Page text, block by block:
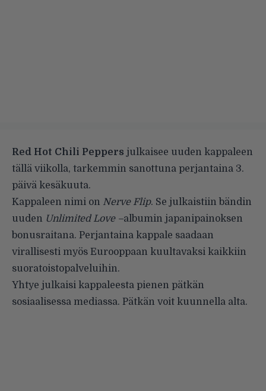
Red Hot Chili Peppers julkaisee uuden kappaleen
tällä viikolla, tarkemmin sanottuna perjantaina 3.
päivä kesäkuuta.
Kappaleen nimi on Nerve Flip. Se julkaistiin bändin
uuden Unlimited Love –albumin japanipainoksen
bonusraitana. Perjantaina kappale saadaan
virallisesti myös Eurooppaan kuultavaksi kaikkiin
suoratoistopalveluihin.
Yhtye julkaisi kappaleesta pienen pätkän
sosiaalisessa mediassa. Pätkän voit kuunnella alta.